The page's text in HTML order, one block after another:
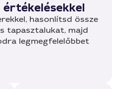
értékelésekkel
hasonlítsd össze
tapasztalukat, majd
legmegfelelőbbet